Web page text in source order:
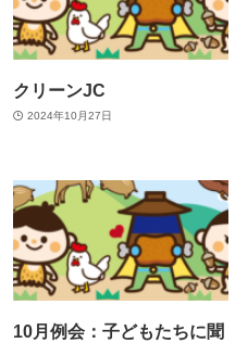
クリーンJC
2024年10月27日
10月例会：子どもたちに聞